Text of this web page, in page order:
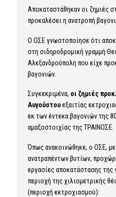
Αποκαταστάθηκαν οι ζημιές
προκαλέσει η ανατροπή
Ο ΟΣΕ γνωστοποίησε ότι
στη σιδηροδρομική γραμμή
Αλεξανδρούπολη που είχε
βαγονιών.
Συγκεκριμένα, οι ζημιές
Αυγούστουεξαιτίας
εκ των έντεκα βαγονιών της
αμαξοστοιχίας της ΤΡΑΙΝΟΣΕ.
Όπως ανακοινώθηκε, ο OΣΕ,
ανατραπέντων βυτίων,
εργασίες αποκατάστασης της
περιοχή της χιλιομετρικής
(περιοχή εκτροχιασμού):